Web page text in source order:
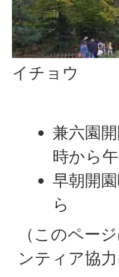
イチョウ
兼六園
時から
早朝開
ら
（このペー
ンティア協